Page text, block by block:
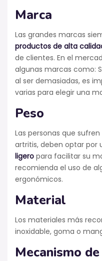
Marca
Las grandes marcas
productos de alta
de clientes. En el
algunas marcas como:
al ser demasiadas, es
varias para elegir una
Peso
Las personas que
artritis, deben optar por
ligero para facilitar su
recomienda el uso de
ergonómicos.
Material
Los materiales más
inoxidable, goma o
Mecanismo